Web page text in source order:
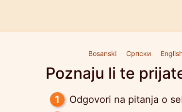
Bosanski Српски
Poznaju li te
Odgovori na pitanja o